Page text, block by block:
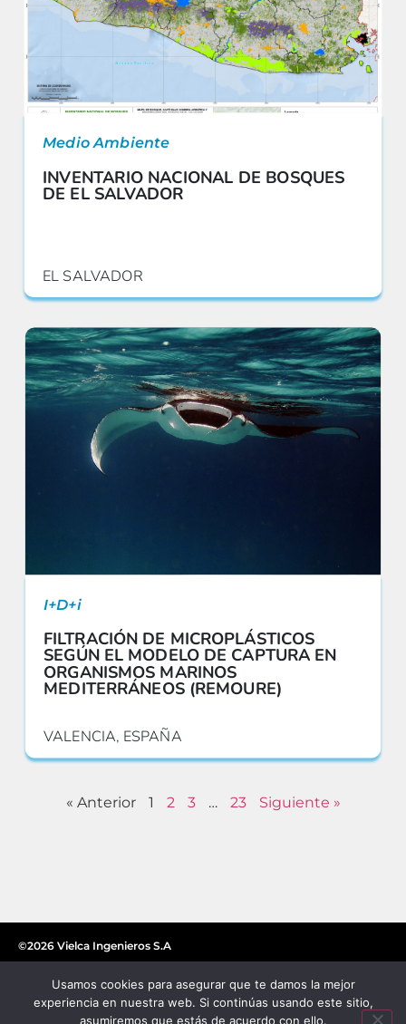
Medio Ambiente
INVENTARIO NACIONAL DE BOSQUES
DE EL SALVADOR
EL SALVADOR
I+D+i
FILTRACIÓN DE MICROPLÁSTICOS
SEGÚN EL MODELO DE CAPTURA EN
ORGANISMOS MARINOS
MEDITERRÁNEOS (REMOURE)
VALENCIA, ESPAÑA
« Anterior 1 2 3 … 23 Siguiente »
©2026 Vielca Ingenieros S.A
Usamos cookies para asegurar que te damos la mejor
experiencia en nuestra web. Si continúas usando este sitio,
asumiremos que estás de acuerdo con ello.